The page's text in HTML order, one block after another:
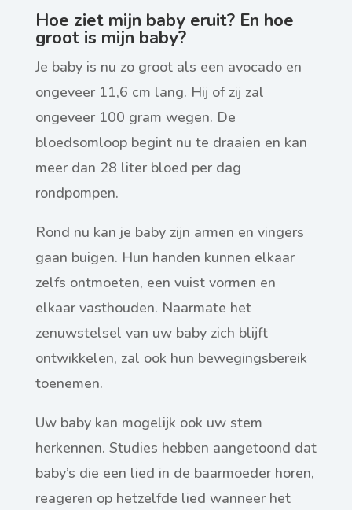
Hoe ziet mijn baby eruit? En hoe
groot is mijn baby?
Je baby is nu zo groot als een avocado en
ongeveer 11,6 cm lang. Hij of zij zal
ongeveer 100 gram wegen. De
bloedsomloop begint nu te draaien en kan
meer dan 28 liter bloed per dag
rondpompen.
Rond nu kan je baby zijn armen en vingers
gaan buigen. Hun handen kunnen elkaar
zelfs ontmoeten, een vuist vormen en
elkaar vasthouden. Naarmate het
zenuwstelsel van uw baby zich blijft
ontwikkelen, zal ook hun bewegingsbereik
toenemen.
Uw baby kan mogelijk ook uw stem
herkennen. Studies hebben aangetoond dat
baby’s die een lied in de baarmoeder horen,
reageren op hetzelfde lied wanneer het